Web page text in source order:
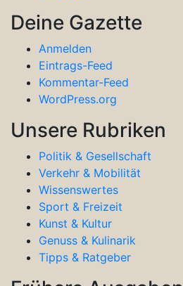
Deine Gazette
Anmelden
Eintrags-Feed
Kommentar-Feed
WordPress.org
Unsere Rubriken
Politik & Gesellschaft
Verkehr & Mobilität
Wissenswertes
Sport & Freizeit
Kunst & Kultur
Genuss & Kulinarik
Tipps & Ratgeber